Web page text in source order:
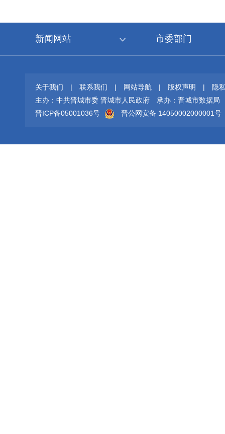
新闻网站 市委部门
关于我们 | 联系我们 | 网站导航 | 版权声明 |
隐
主办：中共晋城市委 晋城市人民政府
承办：晋城市数据局
晋ICP备05001036号
晋公网安备 14050002000001号